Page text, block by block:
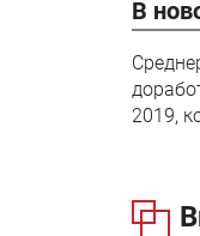
В
2019,